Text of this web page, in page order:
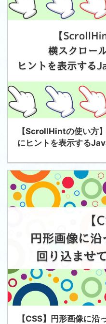
【ScrollHintの使い方
にヒントを表示する
【CSS】円形画像に沿